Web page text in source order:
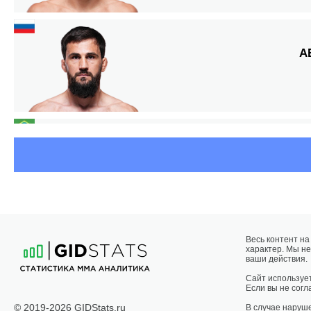
© 2019-2026 GIDStats.ru
Весь контент
характер. Мы
ваши действия.
Сайт
Если вы не
В случае